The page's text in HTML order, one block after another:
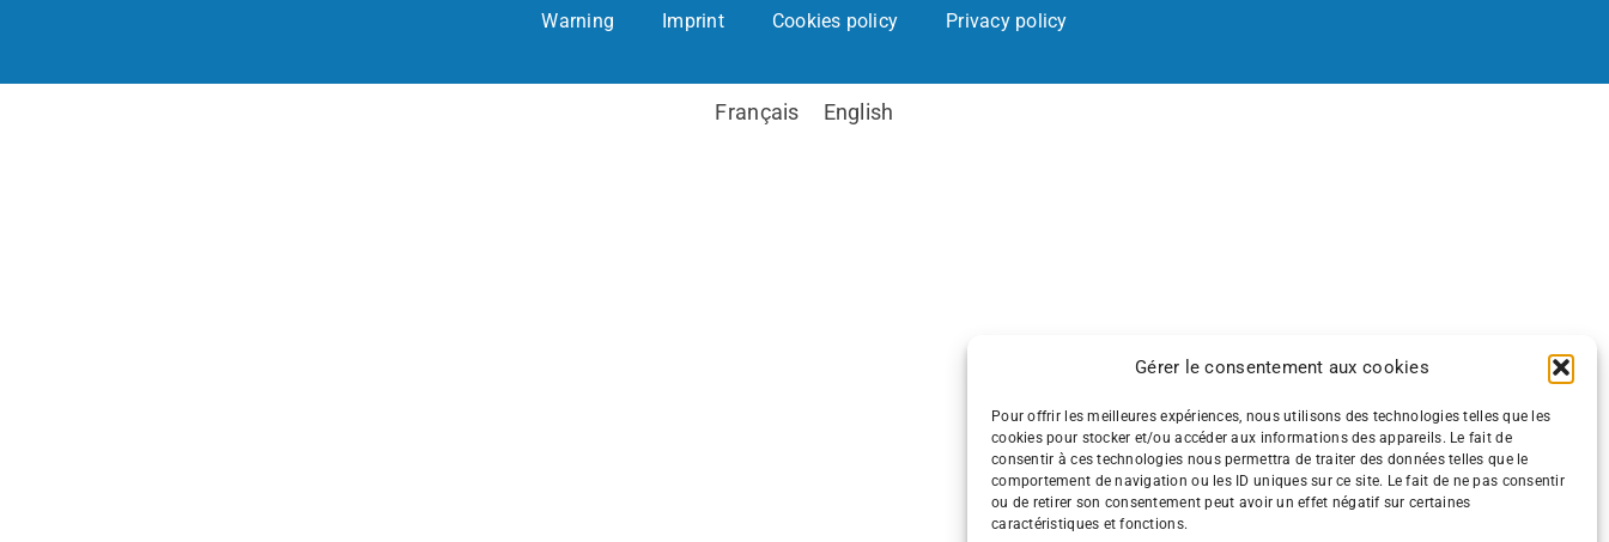
Gérer le consentement aux cookies
Pour offrir les meilleures expériences, nous utilisons des technologies telles que les
cookies pour stocker et/ou accéder aux informations des appareils. Le fait de
consentir à ces technologies nous permettra de traiter des données telles que le
comportement de navigation ou les ID uniques sur ce site. Le fait de ne pas consentir
ou de retirer son consentement peut avoir un effet négatif sur certaines
caractéristiques et fonctions.
Warning Imprint Cookies policy Privacy policy
Français English